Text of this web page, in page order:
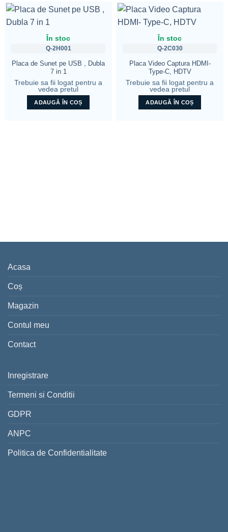
În stoc
Q-2H001
Placa de Sunet pe USB , Dubla
7 in 1
Trebuie sa fii logat pentru a
vedea pretul
ADAUGĂ ÎN COȘ
În stoc
Q-2C030
Placa Video Captura HDMI-
Type-C, HDTV
Trebuie sa fii logat pentru a
vedea pretul
ADAUGĂ ÎN COȘ
Acasa
Coș
Magazin
Contul meu
Contact
Inregistrare
Termeni si Conditii
GDPR
ANPC
Politica de Confidentialitate